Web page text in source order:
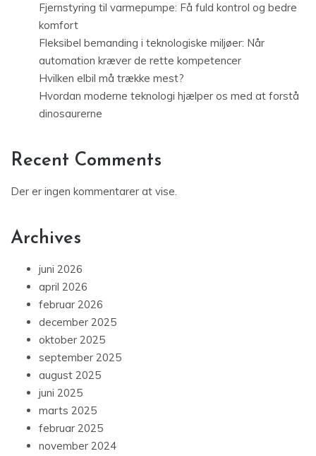
Fjernstyring til varmepumpe: Få fuld kontrol og bedre
komfort
Fleksibel bemanding i teknologiske miljøer: Når
automation kræver de rette kompetencer
Hvilken elbil må trække mest?
Hvordan moderne teknologi hjælper os med at forstå
dinosaurerne
Recent Comments
Der er ingen kommentarer at vise.
Archives
juni 2026
april 2026
februar 2026
december 2025
oktober 2025
september 2025
august 2025
juni 2025
marts 2025
februar 2025
november 2024